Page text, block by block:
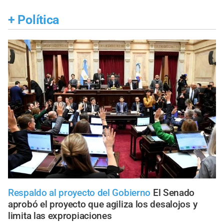
+ Política
Respaldo al proyecto del Gobierno El Senado
aprobó el proyecto que agiliza los desalojos y
limita las expropiaciones